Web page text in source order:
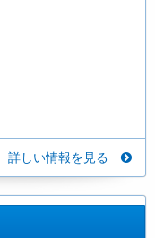
詳しい情報を見る